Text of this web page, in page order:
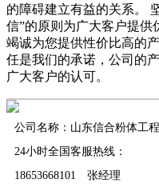
的障碍建立有益的关系。
信”的原则为广大客户提供
竭诚为您提供性价比高的
任是我们的承诺，公司的
广大客户的认可。
公司名称：山东信合粉体工
24小时全国客服热线：
18653668101 张经理